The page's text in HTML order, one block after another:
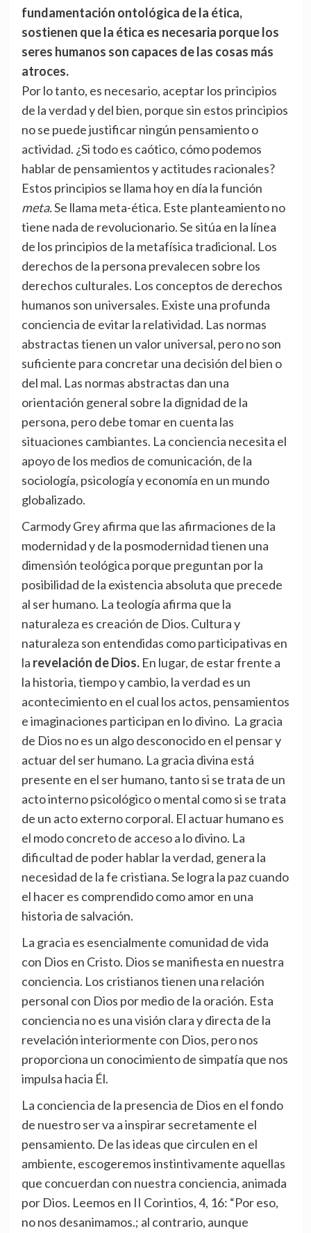
fundamentación ontológica de la ética,
sostienen que la ética es necesaria porque los
seres humanos son capaces de las cosas más
atroces.
Por lo tanto, es necesario, aceptar los principios
de la verdad y del bien, porque sin estos principios
no se puede justificar ningún pensamiento o
actividad. ¿Si todo es caótico, cómo podemos
hablar de pensamientos y actitudes racionales?
Estos principios se llama hoy en día la función
meta.Se llama meta-ética. Este planteamiento no
tiene nada de revolucionario. Se sitúa en la línea
de los principios de la metafísica tradicional. Los
derechos de la persona prevalecen sobre los
derechos culturales. Los conceptos de derechos
humanos son universales. Existe una profunda
conciencia de evitar la relatividad. Las normas
abstractas tienen un valor universal, pero no son
suficiente para concretar una decisión del bien o
del mal. Las normas abstractas dan una
orientación general sobre la dignidad de la
persona, pero debe tomar en cuenta las
situaciones cambiantes. La conciencia necesita el
apoyo de los medios de comunicación, de la
sociología, psicología y economía en un mundo
globalizado.
Carmody Grey afirma que las afirmaciones de la
modernidad y de la posmodernidad tienen una
dimensión teológica porque preguntan por la
posibilidad de la existencia absoluta que precede
al ser humano. La teología afirma que la
naturaleza es creación de Dios. Cultura y
naturaleza son entendidas como participativas en
la revelación de Dios.En lugar, de estar frente a
la historia, tiempo y cambio, la verdad es un
acontecimiento en el cual los actos, pensamientos
e imaginaciones participan en lo divino. La gracia
de Dios no es un algo desconocido en el pensar y
actuar del ser humano. La gracia divina está
presente en el ser humano, tanto si se trata de un
acto interno psicológico o mental como si se trata
de un acto externo corporal. El actuar humano es
el modo concreto de acceso a lo divino. La
dificultad de poder hablar la verdad, genera la
necesidad de la fe cristiana. Se logra la paz cuando
el hacer es comprendido como amor en una
historia de salvación.
La gracia es esencialmente comunidad de vida
con Dios en Cristo. Dios se manifiesta en nuestra
conciencia. Los cristianos tienen una relación
personal con Dios por medio de la oración. Esta
conciencia no es una visión clara y directa de la
revelación interiormente con Dios, pero nos
proporciona un conocimiento de simpatía que nos
impulsa hacia Él.
La conciencia de la presencia de Dios en el fondo
de nuestro ser va a inspirar secretamente el
pensamiento. De las ideas que circulen en el
ambiente, escogeremos instintivamente aquellas
que concuerdan con nuestra conciencia, animada
por Dios. Leemos en II Corintios, 4, 16: “Por eso,
no nos desanimamos.; al contrario, aunque